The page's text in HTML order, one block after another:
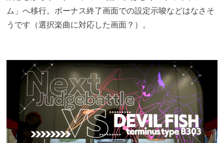
ム」へ移行。ボーナス終了画面での設定示唆などはなさそ
うです（選択楽曲に対応した画面？）。